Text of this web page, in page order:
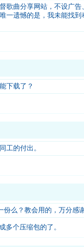
歌曲分享网站，不设广
一遗憾的是，我未能找
下载了？
工的付出。
份么？教会用的，万分感
多个压缩包的了。